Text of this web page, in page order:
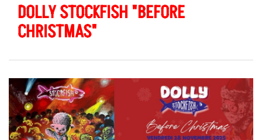
DOLLY STOCKFISH "BEFORE
CHRISTMAS"